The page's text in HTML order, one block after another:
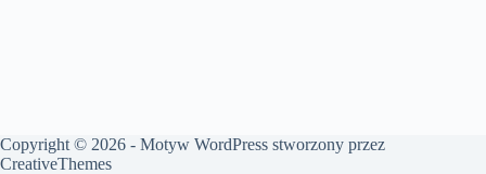
Copyright © 2026 - Motyw WordPress stworzony przez
CreativeThemes